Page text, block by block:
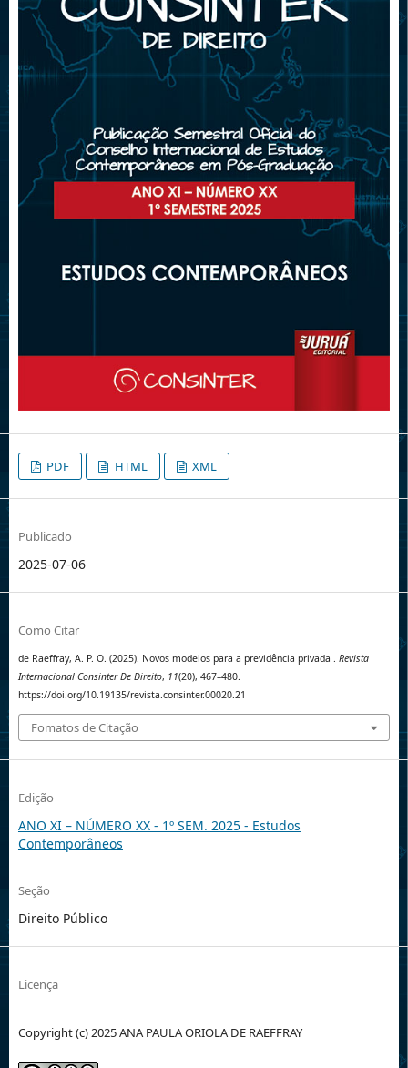
PDF HTML XML
Publicado
2025-07-06
Como Citar
de Raeffray, A. P. O. (2025). Novos modelos para a previdência privada . Revista
Internacional Consinter De Direito, 11(20), 467–480.
https://doi.org/10.19135/revista.consinter.00020.21
Fomatos de Citação
Edição
ANO XI – NÚMERO XX - 1º SEM. 2025 - Estudos
Contemporâneos
Seção
Direito Público
Licença
Copyright (c) 2025 ANA PAULA ORIOLA DE RAEFFRAY